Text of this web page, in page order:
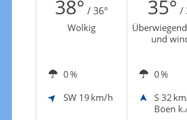
38° / 36° 35° /
Wolkig
und
0 % 0 %
SW 19 km/h S 32
Böen